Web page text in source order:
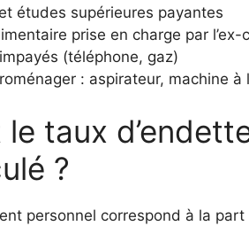
études supérieures payantes
prise en charge par l’ex-
(téléphone, gaz)
: aspirateur, machine à
le taux
?
personnel correspond à la